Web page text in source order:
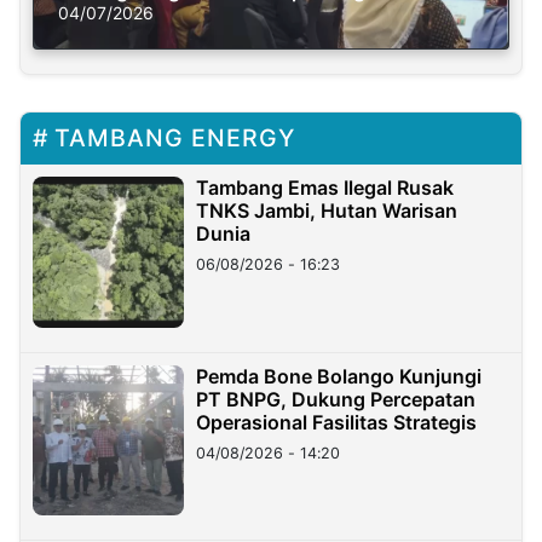
Solusi Krisis Iklim
04/07/2026
TAMBANG ENERGY
Tambang Emas Ilegal Rusak
TNKS Jambi, Hutan Warisan
Dunia
06/08/2026 - 16:23
Pemda Bone Bolango Kunjungi
PT BNPG, Dukung Percepatan
Operasional Fasilitas Strategis
04/08/2026 - 14:20